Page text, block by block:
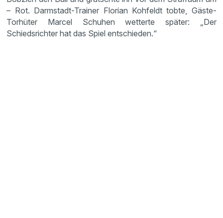
– Rot. Darmstadt-Trainer Florian Kohfeldt tobte, Gäste-
Torhüter Marcel Schuhen wetterte später: „Der
Schiedsrichter hat das Spiel entschieden.“